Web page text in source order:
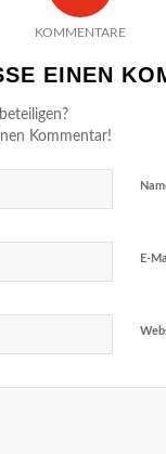
KOMMENTARE
EINEN
Kommentar!
E-